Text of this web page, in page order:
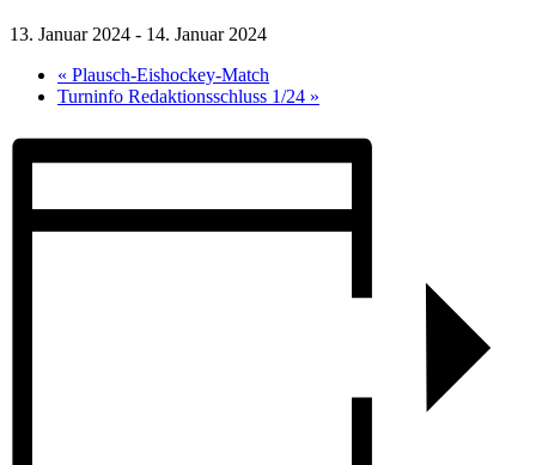
13. Januar 2024 - 14. Januar 2024
« Plausch-Eishockey-Match
Turninfo Redaktionsschluss 1/24 »